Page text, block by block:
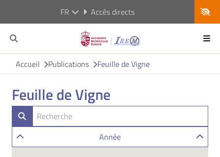
FR Accès directs
Accueil Publications Feuille de Vigne
Feuille de Vigne
Année